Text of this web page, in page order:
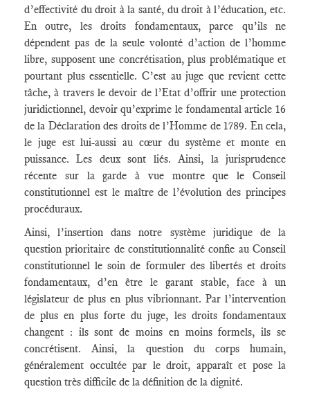
d’effectivité du droit à la santé, du droit à l’éducation, etc.
En outre, les droits fondamentaux, parce qu’ils ne
dépendent pas de la seule volonté d’action de l’homme
libre, supposent une concrétisation, plus problématique et
pourtant plus essentielle. C’est au juge que revient cette
tâche, à travers le devoir de l’Etat d’offrir une protection
juridictionnel, devoir qu’exprime le fondamental article 16
de la Déclaration des droits de l’Homme de 1789. En cela,
le juge est lui-aussi au cœur du système et monte en
puissance. Les deux sont liés. Ainsi, la jurisprudence
récente sur la garde à vue montre que le Conseil
constitutionnel est le maître de l’évolution des principes
procéduraux.
Ainsi, l’insertion dans notre système juridique de la
question prioritaire de constitutionnalité confie au Conseil
constitutionnel le soin de formuler des libertés et droits
fondamentaux, d’en être le garant stable, face à un
législateur de plus en plus vibrionnant. Par l’intervention
de plus en plus forte du juge, les droits fondamentaux
changent : ils sont de moins en moins formels, ils se
concrétisent. Ainsi, la question du corps humain,
généralement occultée par le droit, apparaît et pose la
question très difficile de la définition de la dignité.